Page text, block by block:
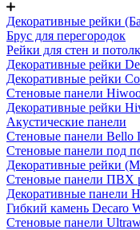
Декоративные рейки
Брус для перегородок
Рейки для стен и
Декоративные рейки
Декоративные рейки
Стеновые панели
Декоративные рейки
Акустические панели
Стеновые панели Bello
Стеновые панели под
Декоративные рейки
Стеновые панели ПВХ
Декоративные панели
Гибкий камень Decaro
Стеновые панели